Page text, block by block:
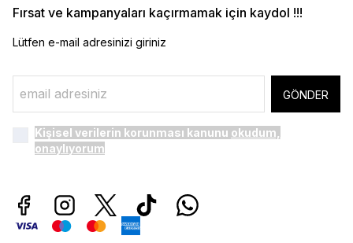
Fırsat ve kampanyaları kaçırmamak için kaydol !!!
Lütfen e-mail adresinizi giriniz
GÖNDER
Kişisel verilerin korunması kanunu okudum,
onaylıyorum